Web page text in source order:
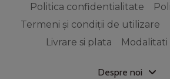
Politica confidentialitate
Termeni și condiții de utilizare
Livrare si plata
Despre noi